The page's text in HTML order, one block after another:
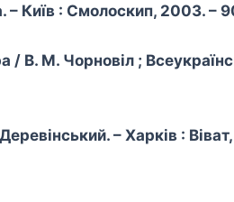
– Київ : Смолоскип, 2003. –
/ В. М. Чорновіл ;
– Харків : Віват,